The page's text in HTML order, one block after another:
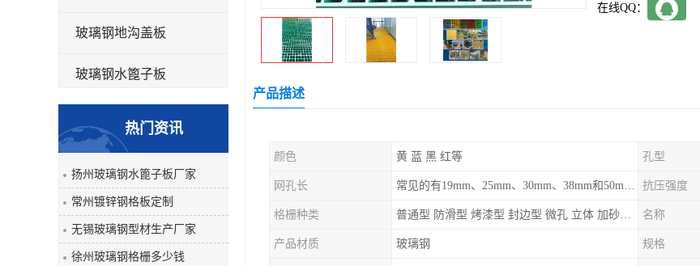
玻璃钢地沟盖板
玻璃钢水篦子板
玻璃钢平板
玻璃钢盖板
热门资讯
扬州玻璃钢水篦子板厂家
常州镀锌钢格板定制
无锡玻璃钢型材生产厂家
徐州玻璃钢格栅多少钱
在线QQ：
产品描述
颜色 黄 蓝 黑 红等 孔型
网孔长 常见的有19mm、25mm、30mm、38mm和50mm等 抗压强度
格栅种类 普通型 防滑型 ‌烤漆型 封边型 ‌微孔 立体 加砂覆面型 平面型 名称
产品材质 玻璃钢 规格